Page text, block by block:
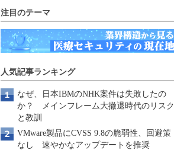
注目のテーマ
人気記事ランキング
なぜ、日本IBMのNHK案件は失敗したの
か？ メインフレーム大撤退時代のリスク
と教訓
VMware製品にCVSS 9.8の脆弱性、回避策
なし 速やかなアップデートを推奨